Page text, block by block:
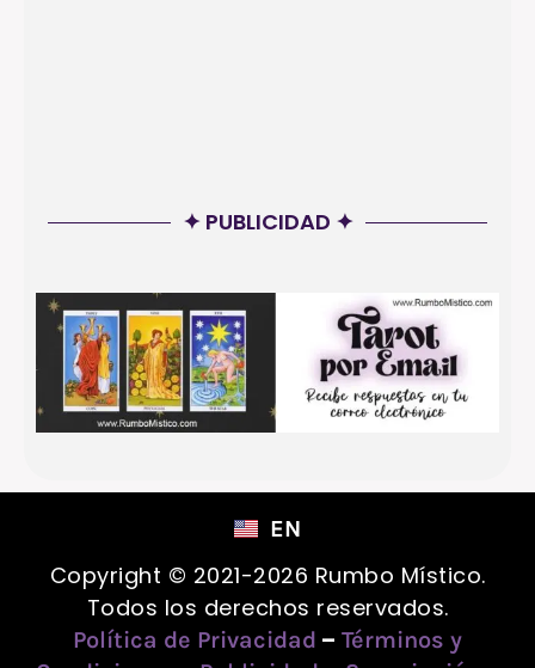
✦ PUBLICIDAD ✦
EN
Copyright © 2021-2026 Rumbo Místico.
Todos los derechos reservados.
Política de Privacidad –Términos y